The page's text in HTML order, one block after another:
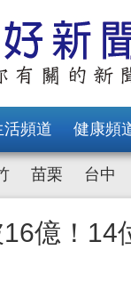
活頻道 健康頻
苗栗 台中
億！14